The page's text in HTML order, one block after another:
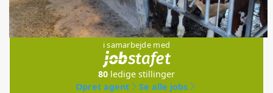
Jobs
i samarbejde med
80 ledige stillinger
Opret agent
Se alle jobs